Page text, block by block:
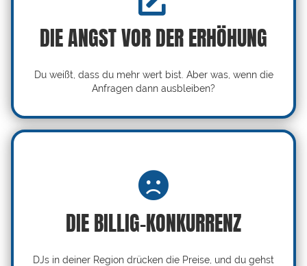
DIE ANGST VOR DER ERHÖHUNG
Du weißt, dass du mehr wert bist. Aber was, wenn die
Anfragen dann ausbleiben?
DIE BILLIG-KONKURRENZ
DJs in deiner Region drücken die Preise, und du gehst